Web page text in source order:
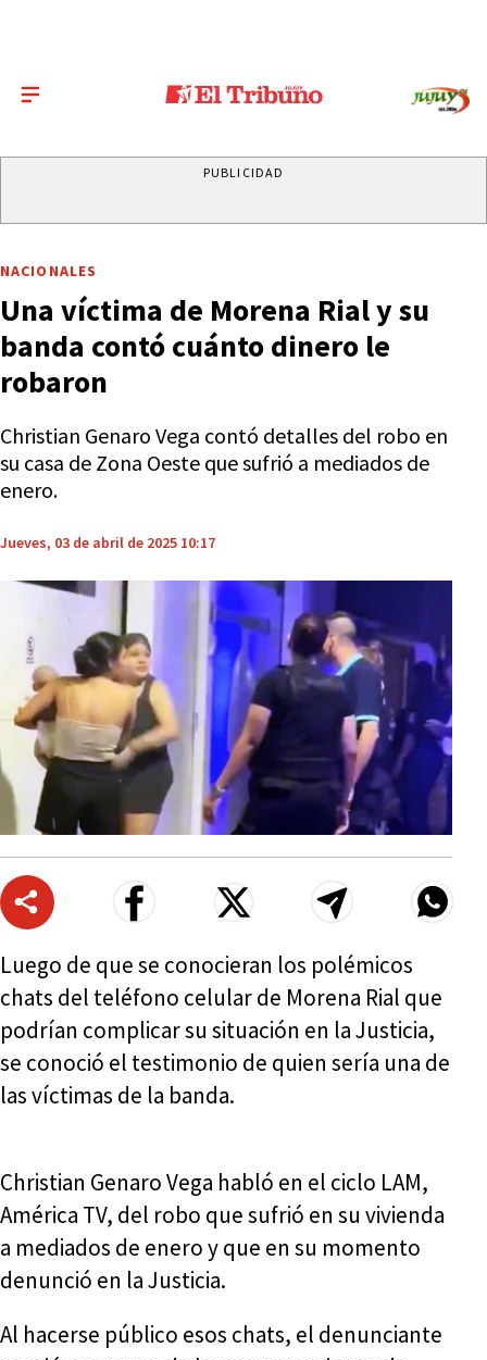
PUBLICIDAD
NACIONALES
Una víctima de Morena Rial y su
banda contó cuánto dinero le
robaron
Christian Genaro Vega contó detalles del robo en
su casa de Zona Oeste que sufrió a mediados de
enero.
Jueves, 03 de abril de 2025 10:17
Luego de que se conocieran los polémicos
chats del teléfono celular de Morena Rial que
podrían complicar su situación en la Justicia,
se conoció el testimonio de quien sería una de
las víctimas de la banda.
Christian Genaro Vega habló en el ciclo LAM,
América TV, del robo que sufrió en su vivienda
a mediados de enero y que en su momento
denunció en la Justicia.
Al hacerse público esos chats, el denunciante